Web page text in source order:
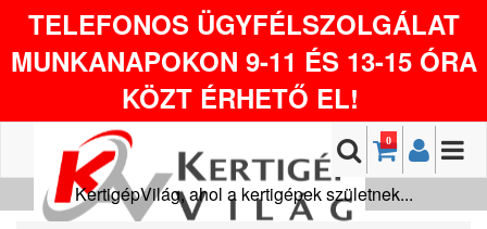
TELEFONOS ÜGYFÉLSZOLGÁLAT
MUNKANAPOKON 9-11 ÉS 13-15 ÓRA
KÖZT ÉRHETŐ EL!
0
KertigépVilág, ahol a kertigépek születnek...